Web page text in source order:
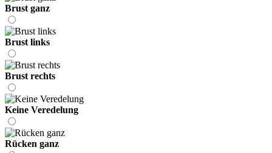
Brust ganz
Brust links
Brust rechts
Keine Veredelung
Rücken ganz